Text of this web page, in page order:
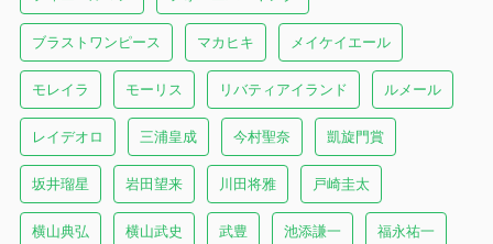
ブラストワンピース マカヒキ メイケイエール
モレイラ モーリス リバティアイランド ルメール
レイデオロ 三浦皇成 今村聖奈 凱旋門賞
坂井瑠星 岩田望来 川田将雅 戸崎圭太
横山典弘 横山武史 武豊 池添謙一 福永祐一